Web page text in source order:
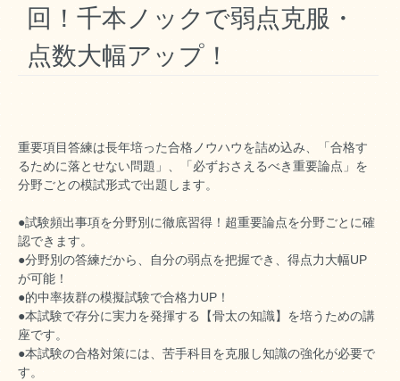
回！千本ノックで弱点克服・
点数大幅アップ！
重要項目答練は長年培った合格ノウハウを詰め込み、「合格す
るために落とせない問題」、「必ずおさえるべき重要論点」を
分野ごとの模試形式で出題します。
●試験頻出事項を分野別に徹底習得！超重要論点を分野ごとに確
認できます。
●分野別の答練だから、自分の弱点を把握でき、得点力大幅UP
が可能！
●的中率抜群の模擬試験で合格力UP！
●本試験で存分に実力を発揮する【骨太の知識】を培うための講
座です。
●本試験の合格対策には、苦手科目を克服し知識の強化が必要で
す。